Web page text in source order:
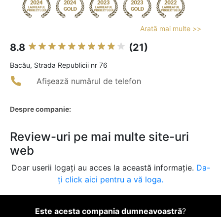
Arată mai multe >>
8.8 (21)
Bacău, Strada Republicii nr 76
Afișează numărul de telefon
Despre companie:
Review-uri pe mai multe site-uri
web
Doar userii logați au acces la această informație. Da-
ți click aici pentru a vă loga.
Este acesta compania dumneavoastră?